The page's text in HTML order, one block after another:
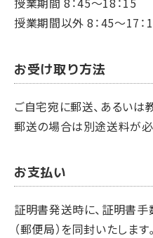
授業期間以外 8：45～17：
お受け取り方法
ご自宅宛に郵送、あるいは
郵送の場合は別途送料が必
お支払い
証明書発送時に、証明書
（郵便局）を同封いたします。